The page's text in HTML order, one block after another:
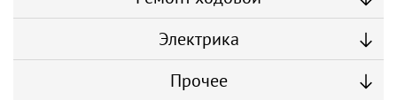
Электрика
Прочее